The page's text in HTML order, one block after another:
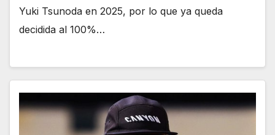
Yuki Tsunoda en 2025, por lo que ya queda
decidida al 100%…